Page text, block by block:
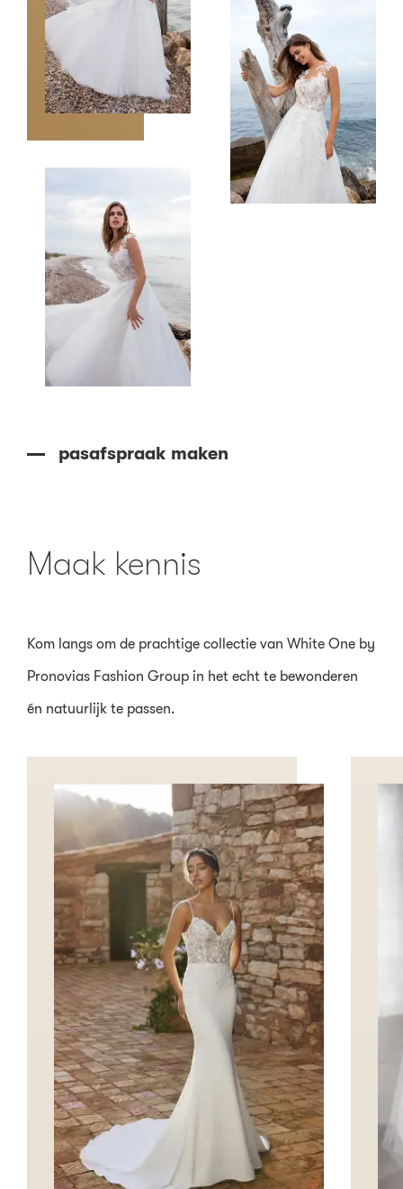
pasafspraak maken
Maak kennis
Kom langs om de prachtige collectie van White One by
Pronovias Fashion Group in het echt te bewonderen
én natuurlijk te passen.